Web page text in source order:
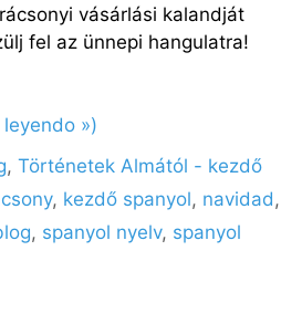
vásárlási kalandját
fel az ünnepi hangulatra!
leyendo »)
,Történetek Almától - kezdő
, kezdő spanyol, navidad ,
, spanyol nyelv, spanyol